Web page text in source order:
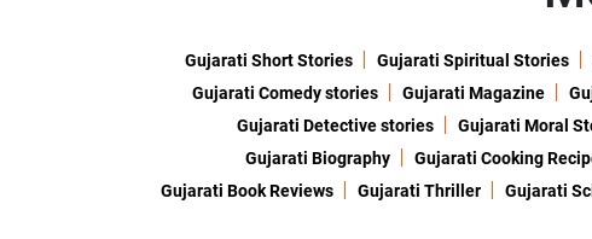
Gujarati Short Stories Gujarati Spiritual Stories
Gujarati Comedy stories
Gujarati Magazine
Gujarati Detective stories
Gujarati Moral
Gujarati Biography
Gujarati Cooking
Gujarati Book Reviews
Gujarati Thriller Gujarati